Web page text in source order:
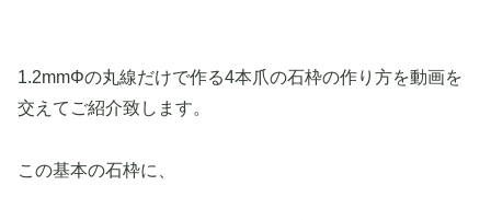
1.2mmΦの丸線だけで作る4本爪の石枠の作り方を動画を
交えてご紹介致します。
この基本の石枠に、